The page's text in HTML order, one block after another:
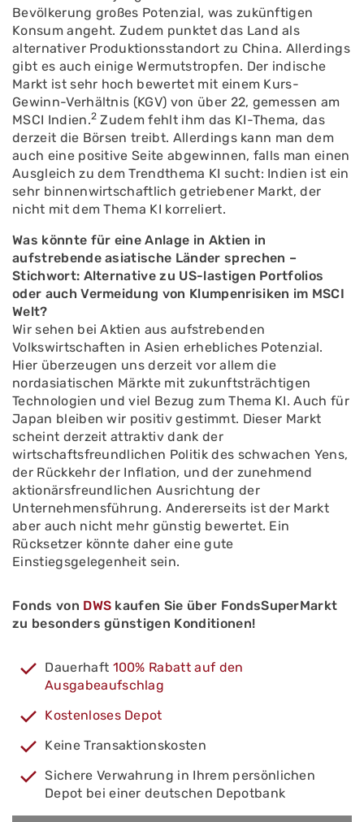
Bevölkerung großes Potenzial, was zukünftigen
Konsum angeht. Zudem punktet das Land als
alternativer Produktionsstandort zu China. Allerdings
gibt es auch einige Wermutstropfen. Der indische
Markt ist sehr hoch bewertet mit einem Kurs-
Gewinn-Verhältnis (KGV) von über 22, gemessen am
MSCI Indien.2 Zudem fehlt ihm das KI-Thema, das
derzeit die Börsen treibt. Allerdings kann man dem
auch eine positive Seite abgewinnen, falls man einen
Ausgleich zu dem Trendthema KI sucht: Indien ist ein
sehr binnenwirtschaftlich getriebener Markt, der
nicht mit dem Thema KI korreliert.
Was könnte für eine Anlage in Aktien in
aufstrebende asiatische Länder sprechen –
Stichwort: Alternative zu US-lastigen Portfolios
oder auch Vermeidung von Klumpenrisiken im MSCI
Welt?
Wir sehen bei Aktien aus aufstrebenden
Volkswirtschaften in Asien erhebliches Potenzial.
Hier überzeugen uns derzeit vor allem die
nordasiatischen Märkte mit zukunftsträchtigen
Technologien und viel Bezug zum Thema KI. Auch für
Japan bleiben wir positiv gestimmt. Dieser Markt
scheint derzeit attraktiv dank der
wirtschaftsfreundlichen Politik des schwachen Yens,
der Rückkehr der Inflation, und der zunehmend
aktionärsfreundlichen Ausrichtung der
Unternehmensführung. Andererseits ist der Markt
aber auch nicht mehr günstig bewertet. Ein
Rücksetzer könnte daher eine gute
Einstiegsgelegenheit sein.
Fonds von DWS kaufen Sie über FondsSuperMarkt
zu besonders günstigen Konditionen!
Dauerhaft 100% Rabatt auf den
Ausgabeaufschlag
Kostenloses Depot
Keine Transaktionskosten
Sichere Verwahrung in Ihrem persönlichen
Depot bei einer deutschen Depotbank